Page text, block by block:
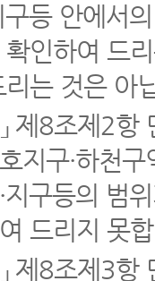
구등 안에서
인하여 드
는 것은 아
제8조제2
지구·하천
구등의 범
드리지 못
제8조제3